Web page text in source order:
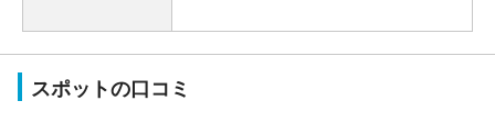
スポットの口コミ